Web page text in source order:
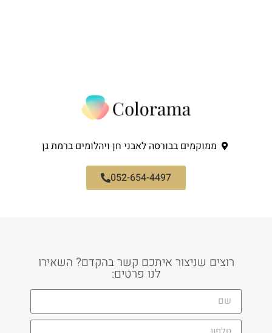
ממוקמים בבורסה לאבני חן ויהלומים ברמת גן
052-654-4497
רוצים שניצור איתכם קשר בהקדם? השאירו
לנו פרטים: